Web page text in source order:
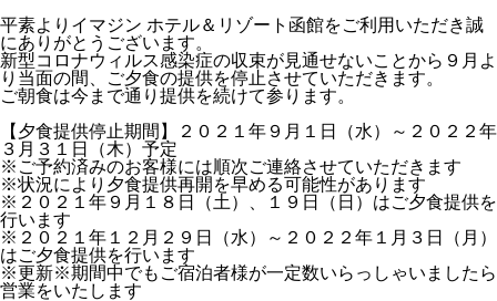
平素よりイマジン ホテル＆リゾート函館をご利用いただき誠
にありがとうございます。
新型コロナウィルス感染症の収束が見通せないことから９月よ
り当面の間、ご夕食の提供を停止させていただきます。
ご朝食は今まで通り提供を続けて参ります。
【夕食提供停止期間】２０２１年９月１日（水）～２０２２年
３月３１日（木）予定
※ご予約済みのお客様には順次ご連絡させていただきます
※状況により夕食提供再開を早める可能性があります
※２０２１年９月１８日（土）、１９日（日）はご夕食提供を
行います
※２０２１年１２月２９日（水）～２０２２年１月３日（月）
はご夕食提供を行います
※更新※期間中でもご宿泊者様が一定数いらっしゃいましたら
営業をいたします